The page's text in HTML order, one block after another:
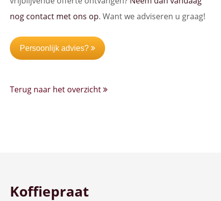
nog contact met ons op. Want we adviseren u graag!
Persoonlijk advies?
Terug naar het overzicht
Koffiepraat